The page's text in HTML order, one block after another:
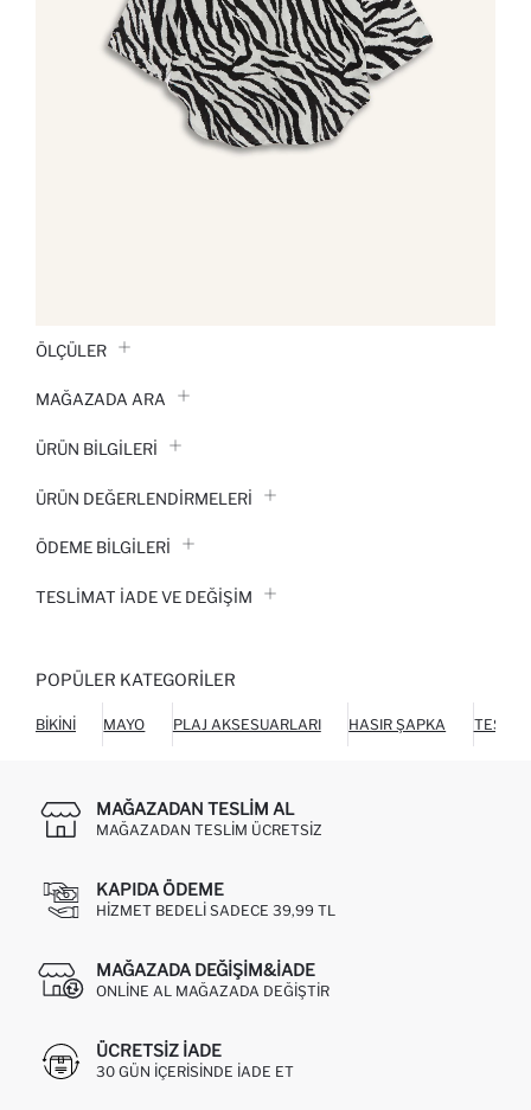
ÖLÇÜLER
MAĞAZADA ARA
ÜRÜN BILGILERI
ÜRÜN DEĞERLENDİRMELERİ
ÖDEME BİLGİLERİ
TESLIMAT İADE VE DEĞIŞIM
POPÜLER KATEGORILER
BIKINI MAYO PLAJ AKSESUARLARI HASIR ŞAPKA
MAĞAZADAN TESLIM AL
MAĞAZADAN TESLIM ÜCRETSIZ
KAPIDA ÖDEME
HIZMET BEDELI SADECE 39,99 TL
MAĞAZADA DEĞIŞIM&İADE
ONLINE AL MAĞAZADA DEĞIŞTIR
ÜCRETSIZ IADE
30 GÜN IÇERISINDE IADE ET